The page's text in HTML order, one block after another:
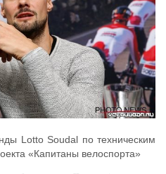
Lotto Soudal по техническим
«Капитаны велоспорта»